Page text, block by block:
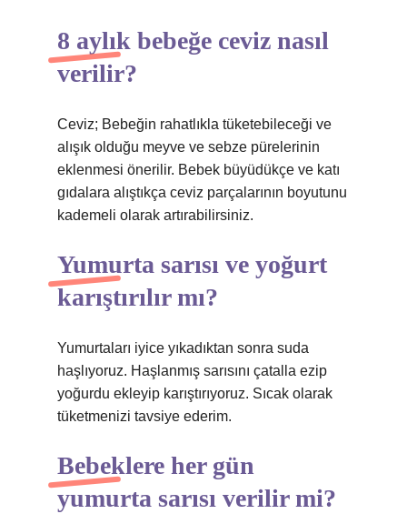
8 aylık bebeğe ceviz nasıl
verilir?
Ceviz; Bebeğin rahatlıkla tüketebileceği ve
alışık olduğu meyve ve sebze pürelerinin
eklenmesi önerilir. Bebek büyüdükçe ve katı
gıdalara alıştıkça ceviz parçalarının boyutunu
kademeli olarak artırabilirsiniz.
Yumurta sarısı ve yoğurt
karıştırılır mı?
Yumurtaları iyice yıkadıktan sonra suda
haşlıyoruz. Haşlanmış sarısını çatalla ezip
yoğurdu ekleyip karıştırıyoruz. Sıcak olarak
tüketmenizi tavsiye ederim.
Bebeklere her gün
yumurta sarısı verilir mi?